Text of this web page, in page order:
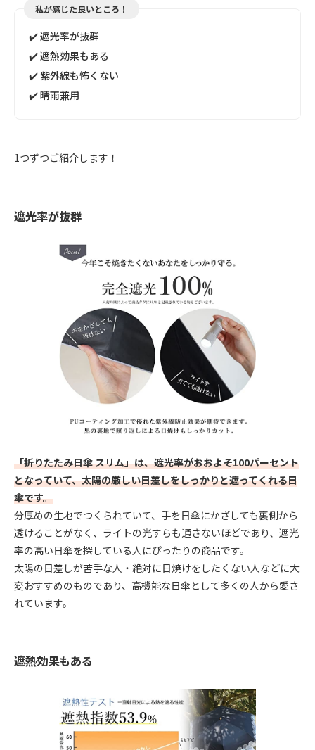
私が感じた良いところ！
✔️ 遮光率が抜群
✔️ 遮熱効果もある
✔️ 紫外線も怖くない
✔️ 晴雨兼用
1つずつご紹介します！
遮光率が抜群
「折りたたみ日傘 スリム」は、遮光率がおおよそ100パーセント
となっていて、太陽の厳しい日差しをしっかりと遮ってくれる日
傘です。
分厚めの生地でつくられていて、手を日傘にかざしても裏側から
透けることがなく、ライトの光すらも通さないほどであり、遮光
率の高い日傘を探している人にぴったりの商品です。
太陽の日差しが苦手な人・絶対に日焼けをしたくない人などに大
変おすすめのものであり、高機能な日傘として多くの人から愛さ
れています。
遮熱効果もある